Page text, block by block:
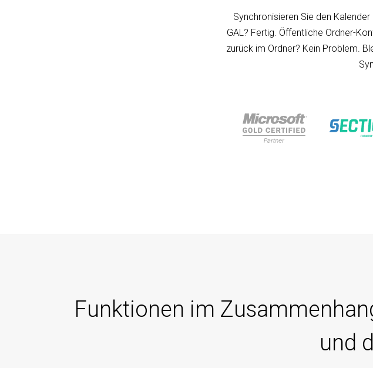
Synchronisieren Sie den
GAL? Fertig. Öffentliche Ordner-
zurück im Ordner? Kein Problem.
Funktionen im
und